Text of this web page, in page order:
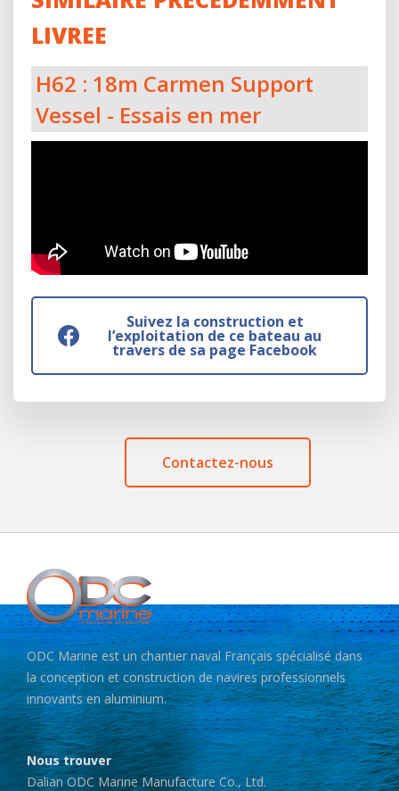
LIVREE
H62 : 18m Carmen Support
Vessel - Essais en mer
Suivez la construction et
l’exploitation de ce bateau au
travers de sa page Facebook
Contactez-nous
ODC Marine est un chantier naval Français spécialisé dans
la conception et construction de navires professionnels
innovants en aluminium.
Nous trouver
Dalian ODC Marine Manufacture Co., Ltd.